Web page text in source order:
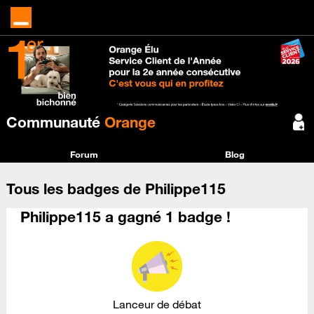
Communauté Orange
Forum Blog
Tous les badges de Philippe115
Philippe115 a gagné 1 badge !
Lanceur de débat